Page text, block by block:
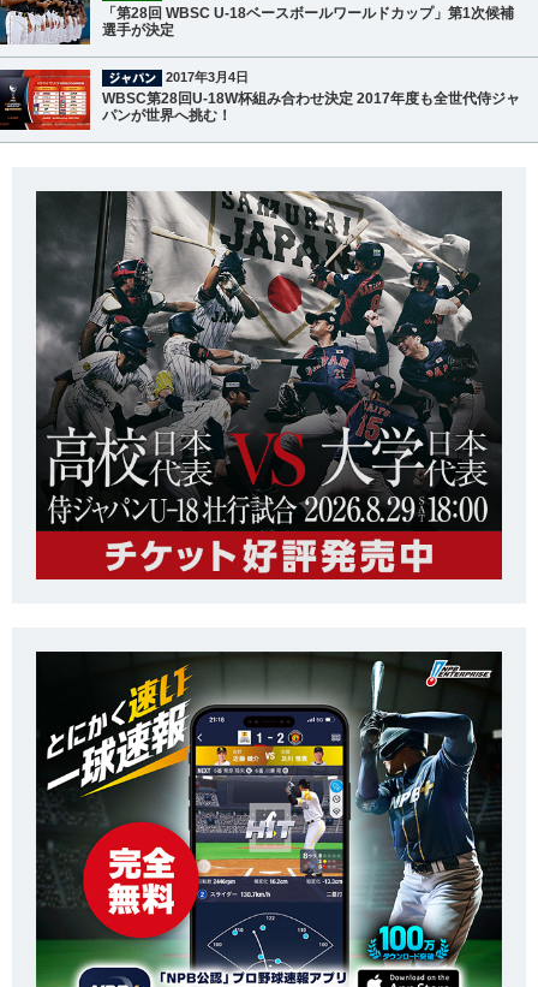
「第28回 WBSC U-18ベースボールワールドカップ」第1次候補
選手が決定
2017年3月4日
WBSC第28回U-18W杯組み合わせ決定 2017年度も全世代侍ジャ
パンが世界へ挑む！